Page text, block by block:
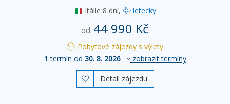
Itálie 8 dní, letecky
od 44 990 Kč
Pobytové zájezdy s výlety
1 termín od 30. 8. 2026 zobrazit termíny
 Detail zájezdu